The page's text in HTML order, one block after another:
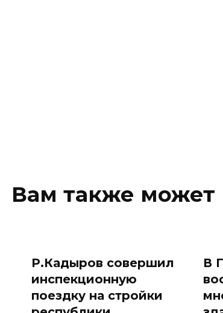
Вам также может
Р.Кадыров совершил
инспекционную
поездку на стройки
В